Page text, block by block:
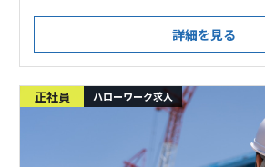
詳細を見る
正社員 ハローワーク求人